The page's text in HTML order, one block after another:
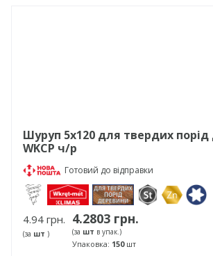
Шуруп 5х120 для твердих порід
WKCP ч/р
Готовий до відправки
4.94 грн.
(за шт )
4.2803 грн.
(за шт в упак.)
Упаковка: 150шт